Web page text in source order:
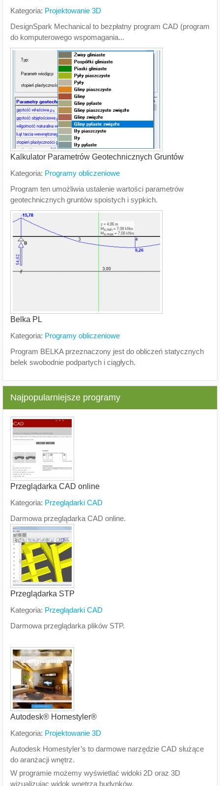
Kategoria: Projektowanie 3D
DesignSpark Mechanical to bezpłatny program CAD (program
do komputerowego wspomagania...
Kalkulator Parametrów Geotechnicznych Gruntów
Kategoria: Programy obliczeniowe
Program ten umożliwia ustalenie wartości parametrów
geotechnicznych gruntów spoistych i sypkich.
Belka PL
Kategoria: Programy obliczeniowe
Program BELKA przeznaczony jest do obliczeń statycznych
belek swobodnie podpartych i ciągłych.
Najpopularniejsze programy
Przeglądarka CAD online
Kategoria: Przeglądarki CAD
Darmowa przeglądarka CAD online.
Przeglądarka STP
Kategoria: Przeglądarki CAD
Darmowa przeglądarka plików STP.
Autodesk® Homestyler®
Kategoria: Projektowanie 3D
Autodesk Homestyler’s to darmowe narzędzie CAD służące
do aranżacji wnętrz.
W programie możemy wyświetlać widoki 2D oraz 3D
wizualizując widok wnętrza budynków.